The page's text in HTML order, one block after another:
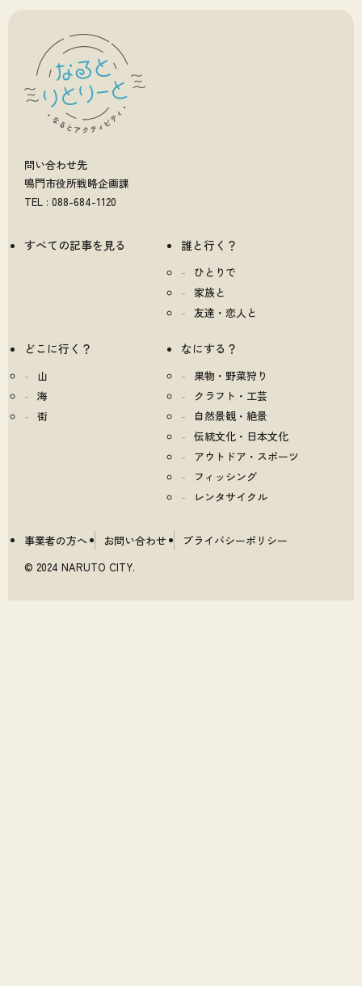
問い合わせ先
鳴門市役所戦略企画課
TEL : 088-684-1120
すべての記事を見る 誰と行く？
ひとりで
家族と
友達・恋人と
どこに行く？
山
海
街
なにする？
果物・野菜狩り
クラフト・工芸
自然景観・絶景
伝統文化・日本文化
アウトドア・スポーツ
フィッシング
レンタサイクル
事業者の方へ お問い合わせ
プライバシーポリシー
© 2024 NARUTO CITY.